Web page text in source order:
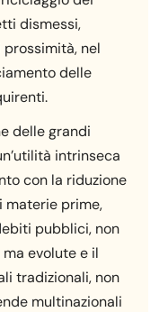
dismessi,
nel
delle
delle grandi
intrinseca
con la riduzione
materie prime,
pubblici, non
evolute e il
tradizionali, non
multinazionali